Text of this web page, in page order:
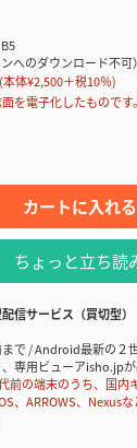
B5
へのダウンロード不可）
(本体¥2,500＋税10％)
を電子化したもので
カートに入れる
ちょっと立ち読
信サービス（買切型）
で / Android最新の２
専用ビューアisho.jp
の端末のうち、国内
、ARROWS、Nexus